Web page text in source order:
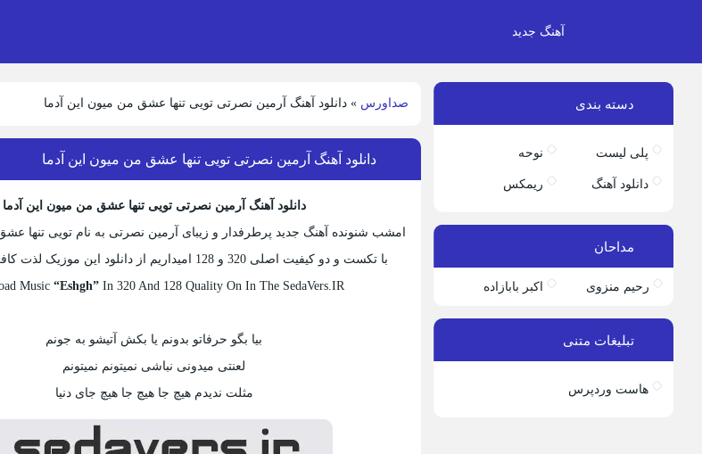
آهنگ جدید
صداورس » دانلود آهنگ آرمین نصرتی تویی تنها عشق من میون این آدما
دانلود آهنگ آرمین نصرتی تویی تنها عشق من میون این آدما
دانلود آهنگ آرمین نصرتی تویی تنها عشق من میون این آدما
امشب شنونده آهنگ جدید پرطرفدار و زیبای آرمین نصرتی به نام تویی تنها
با تکست و دو کیفیت اصلی 320 و 128 امیداریم از دانلود این موزیک لذت کافی را برده باشید
Music “Eshgh”In 320 And 128 Quality On In The SedaVers.IR
بیا بگو حرفاتو بدونم یا بکش آتیشو به جونم
لعنتی میدونی نباشی نمیتونم نمیتونم
مثلت ندیدم هیچ جا هیچ جا هیچ جای دنیا
دسته بندی
پلی لیست نوحه
دانلود آهنگ ریمکس
مداحان
رحیم منزوی اکبر بابازاده
تبلیغات متنی
هاست وردپرس